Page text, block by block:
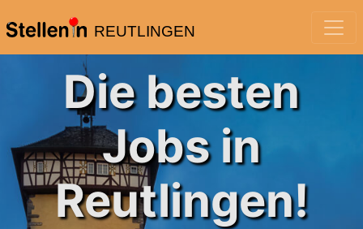
REUTLINGEN
Die besten
Jobs in
Reutlingen!